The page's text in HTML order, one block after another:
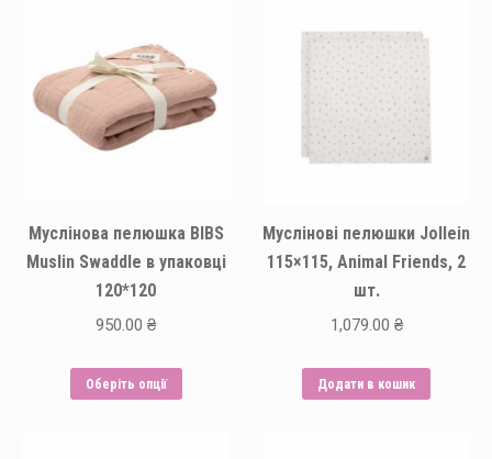
кілька
варіантів.
вибрати
товару
Муслінова пелюшка BIBS
Muslin Swaddle в упаковці
120*120
950.00 ₴
Оберіть опції
Муслінові пелюшки Jollein
115×115, Animal Friends, 2
шт.
1,079.00 ₴
Додати в кошик